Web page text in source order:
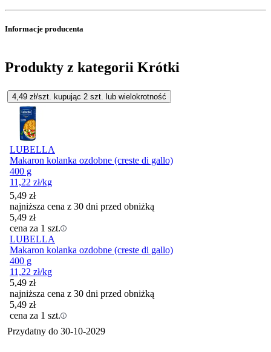
Informacje producenta
Produkty z kategorii Krótki
4,49 zł/szt. kupując 2 szt. lub wielokrotność
LUBELLA
Makaron kolanka ozdobne (creste di gallo)
400 g
11,22 zł/kg
5,49 zł
najniższa cena z 30 dni przed obniżką
5,49 zł
cena za 1 szt.
LUBELLA
Makaron kolanka ozdobne (creste di gallo)
400 g
11,22 zł/kg
5,49 zł
najniższa cena z 30 dni przed obniżką
5,49 zł
cena za 1 szt.
Przydatny do 30-10-2029